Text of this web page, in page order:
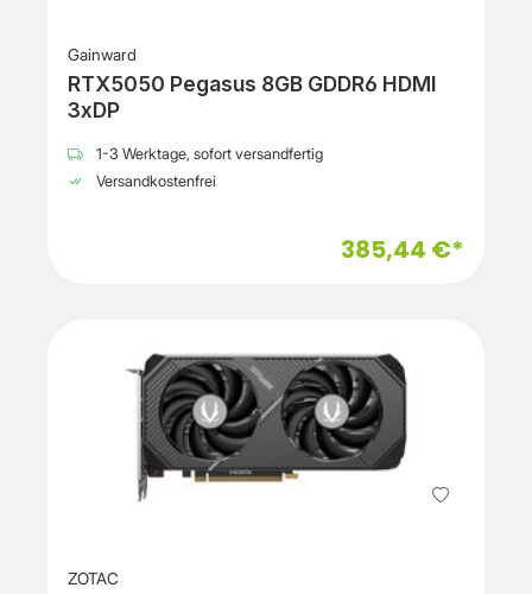
Gainward
RTX5050 Pegasus 8GB GDDR6 HDMI
3xDP
1-3 Werktage, sofort versandfertig
Versandkostenfrei
385,44 €*
ZOTAC